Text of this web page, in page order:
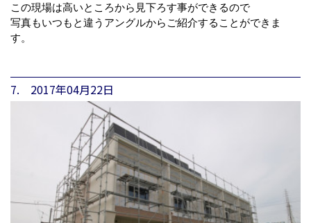
この現場は高いところから見下ろす事ができるので
写真もいつもと違うアングルからご紹介することができま
す。
7. 2017年04月22日